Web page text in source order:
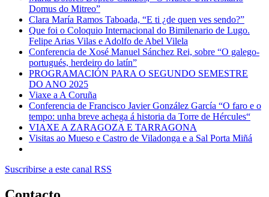
Domus do Mitreo”
Clara María Ramos Taboada, “E ti ¿de quen ves sendo?”
Que foi o Coloquio Internacional do Bimilenario de Lugo.
Felipe Arias Vilas e Adolfo de Abel Vilela
Conferencia de Xosé Manuel Sánchez Rei, sobre “O galego-
portugués, herdeiro do latín”
PROGRAMACIÓN PARA O SEGUNDO SEMESTRE
DO ANO 2025
Viaxe a A Coruña
Conferencia de Francisco Javier González García “O faro e o
tempo: unha breve achega á historia da Torre de Hércules“
VIAXE A ZARAGOZA E TARRAGONA
Visitas ao Mueso e Castro de Viladonga e a Sal Porta Miñá
Suscribirse a este canal RSS